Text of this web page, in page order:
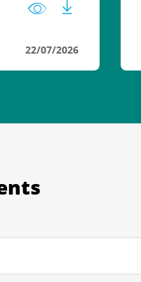
22/07/2026